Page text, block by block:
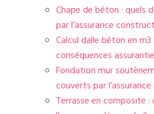
Chape de béton : quels
par l’assurance
Calcul dalle béton en
conséquences
Fondation mur
couverts par
Terrasse en composite